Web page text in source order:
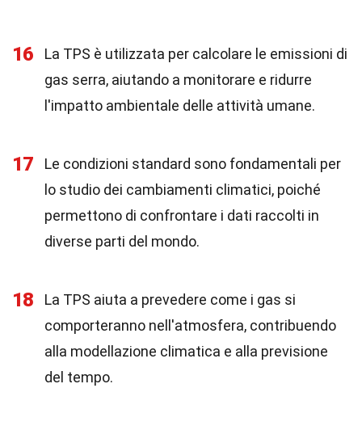
16
La TPS è utilizzata per calcolare le emissioni di
gas serra, aiutando a monitorare e ridurre
l'impatto ambientale delle attività umane.
17
Le condizioni standard sono fondamentali per
lo studio dei cambiamenti climatici, poiché
permettono di confrontare i dati raccolti in
diverse parti del mondo.
18
La TPS aiuta a prevedere come i gas si
comporteranno nell'atmosfera, contribuendo
alla modellazione climatica e alla previsione
del tempo.